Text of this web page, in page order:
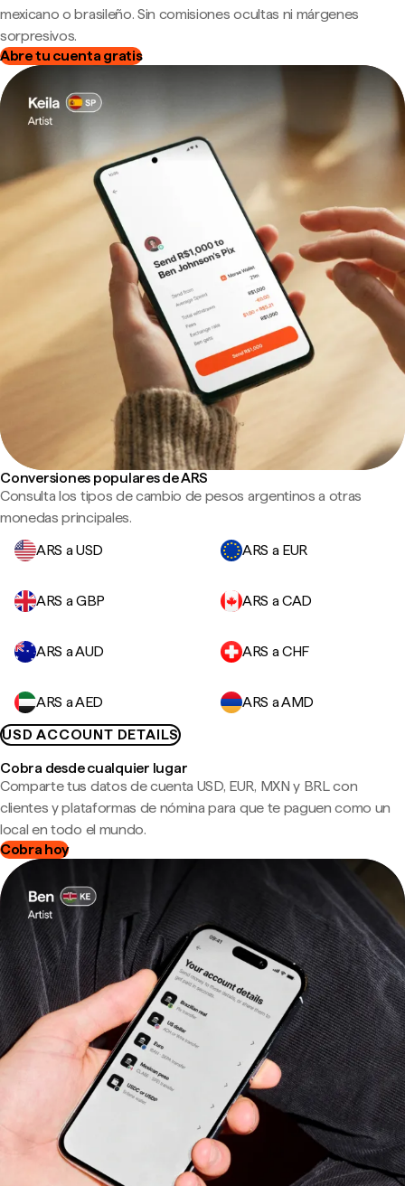
mexicano o brasileño. Sin comisiones ocultas ni márgenes
sorpresivos.
Abre tu cuenta gratis
Conversiones populares de ARS
Consulta los tipos de cambio de pesos argentinos a otras
monedas principales.
ARS a USD
ARS a EUR
ARS a GBP ARS a CAD
ARS a AUD ARS a CHF
ARS a AED
ARS a AMD
USD ACCOUNT DETAILS
Cobra desde cualquier lugar
Comparte tus datos de cuenta USD, EUR, MXN y BRL con
clientes y plataformas de nómina para que te paguen como un
local en todo el mundo.
Cobra hoy